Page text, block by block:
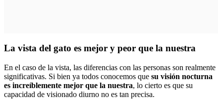
La vista del gato es mejor y peor que la nuestra
En el caso de la vista, las diferencias con las personas son realmente
significativas. Si bien ya todos conocemos que su visión nocturna
es increíblemente mejor que la nuestra, lo cierto es que su
capacidad de visionado diurno no es tan precisa.